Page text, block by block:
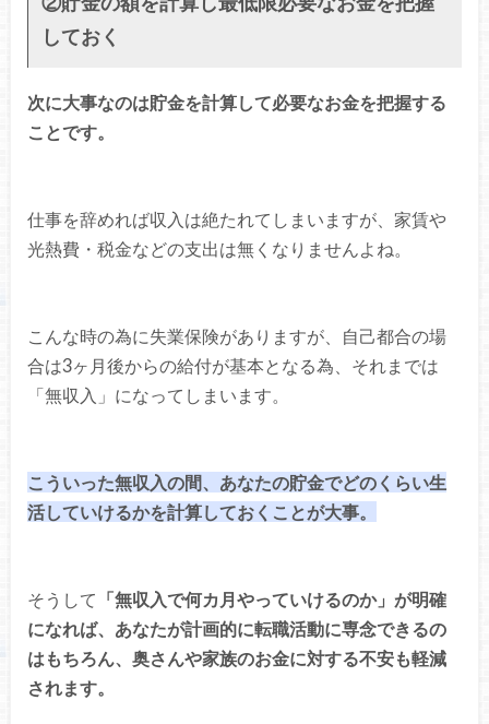
しておく
次に大事なのは貯金を計算して必要なお金を把握する
ことです。
仕事を辞めれば収入は絶たれてしまいますが、家賃や
光熱費・税金などの支出は無くなりませんよね。
こんな時の為に失業保険がありますが、自己都合の場
合は3ヶ月後からの給付が基本となる為、それまでは
「無収入」になってしまいます。
こういった無収入の間、あなたの貯金でどのくらい生
活していけるかを計算しておくことが大事。
そうして 「無収入で何カ月やっていけるのか」が明確
になれば、あなたが計画的に転職活動に専念できるの
はもちろん、奥さんや家族のお金に対する不安も軽減
されます。